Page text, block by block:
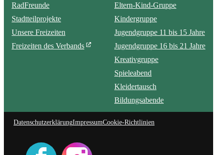
RadFreunde
Stadtteilprojekte
Unsere Freizeiten
Freizeiten des Verbands
Eltern-Kind-Gruppe
Kindergruppe
Jugendgruppe 11 bis 15 Jahre
Jugendgruppe 16 bis 21 Jahre
Kreativgruppe
Spieleabend
Kleidertausch
Bildungsabende
DatenschutzerklärungImpressumCookie-Richtlinien